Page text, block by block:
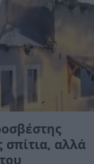
αλλά